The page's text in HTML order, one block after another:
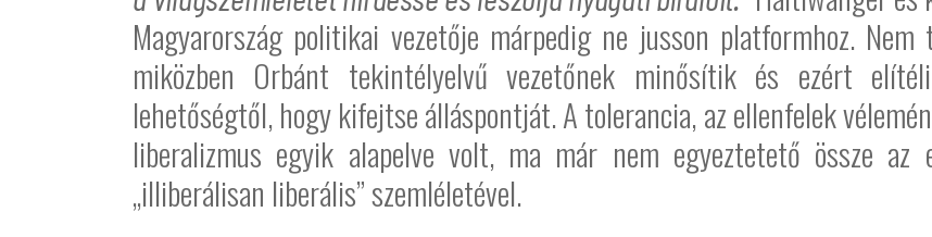
Magyarország politikai vezetője márpedig ne jusson platformhoz.
miközben Orbánt tekintélyelvű vezetőnek minősítik és ezért
lehetőségtől, hogy kifejtse álláspontját. A tolerancia, az ellenfelek
liberalizmus egyik alapelve volt, ma már nem egyeztetető össze az
„illiberálisan liberális” szemléletével.